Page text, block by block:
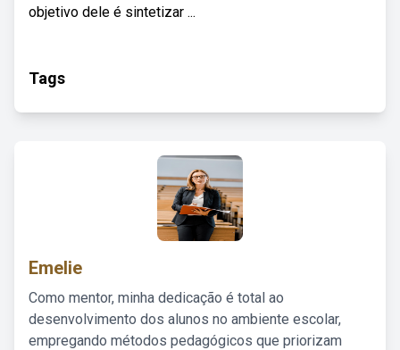
objetivo dele é sintetizar ...
Tags
Emelie
Como mentor, minha dedicação é total ao
desenvolvimento dos alunos no ambiente escolar,
empregando métodos pedagógicos que priorizam